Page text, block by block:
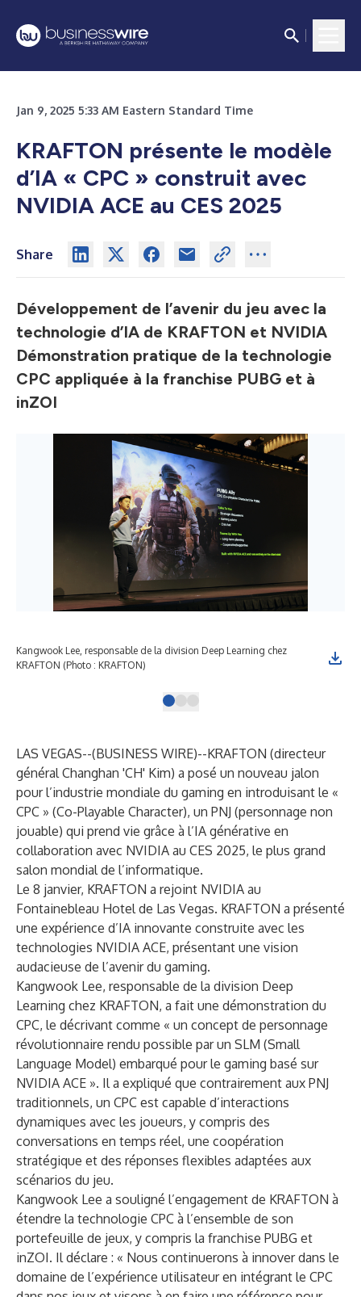
Jan 9, 2025 5:33 AM Eastern Standard Time
KRAFTON présente le modèle
d’IA « CPC » construit avec
NVIDIA ACE au CES 2025
Share
Développement de l’avenir du jeu avec la
technologie d’IA de KRAFTON et NVIDIA
Démonstration pratique de la technologie
CPC appliquée à la franchise PUBG et à
inZOI
Kangwook Lee, responsable de la division Deep Learning chez
KRAFTON (Photo : KRAFTON)
LAS VEGAS--(BUSINESS WIRE)--KRAFTON (directeur
général Changhan 'CH' Kim) a posé un nouveau jalon
pour l’industrie mondiale du gaming en introduisant le «
CPC » (Co-Playable Character), un PNJ (personnage non
jouable) qui prend vie grâce à l’IA générative en
collaboration avec NVIDIA au CES 2025, le plus grand
salon mondial de l’informatique.
Le 8 janvier, KRAFTON a rejoint NVIDIA au
Fontainebleau Hotel de Las Vegas. KRAFTON a présenté
une expérience d’IA innovante construite avec les
technologies NVIDIA ACE, présentant une vision
audacieuse de l’avenir du gaming.
Kangwook Lee, responsable de la division Deep
Learning chez KRAFTON, a fait une démonstration du
CPC, le décrivant comme « un concept de personnage
révolutionnaire rendu possible par un SLM (Small
Language Model) embarqué pour le gaming basé sur
NVIDIA ACE ». Il a expliqué que contrairement aux PNJ
traditionnels, un CPC est capable d’interactions
dynamiques avec les joueurs, y compris des
conversations en temps réel, une coopération
stratégique et des réponses flexibles adaptées aux
scénarios du jeu.
Kangwook Lee a souligné l’engagement de KRAFTON à
étendre la technologie CPC à l’ensemble de son
portefeuille de jeux, y compris la franchise PUBG et
inZOI. Il déclare : « Nous continuerons à innover dans le
domaine de l’expérience utilisateur en intégrant le CPC